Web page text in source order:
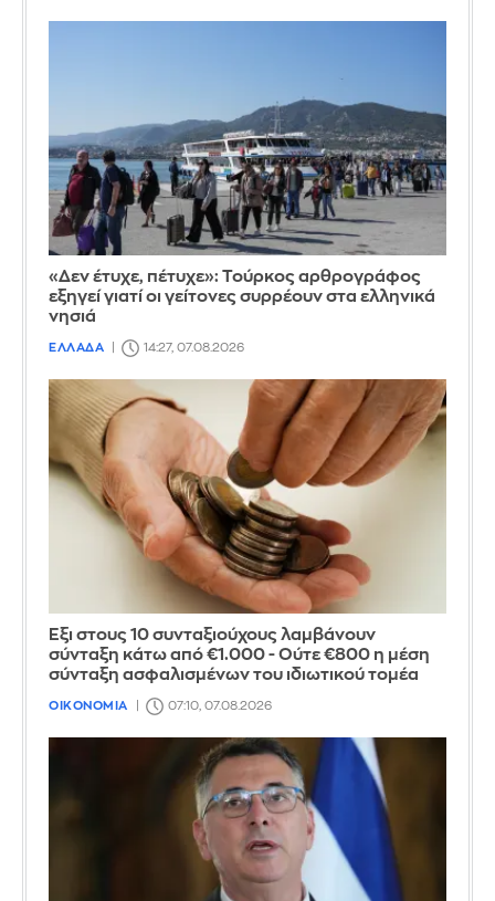
«Δεν έτυχε, πέτυχε»: Τούρκος αρθρογράφος
εξηγεί γιατί οι γείτονες συρρέουν στα ελληνικά
νησιά
ΕΛΛΑΔΑ 14:27, 07.08.2026
Έξι στους 10 συνταξιούχους λαμβάνουν
σύνταξη κάτω από €1.000 - Ούτε €800 η μέση
σύνταξη ασφαλισμένων του ιδιωτικού τομέα
ΟΙΚΟΝΟΜΙΑ 07:10, 07.08.2026